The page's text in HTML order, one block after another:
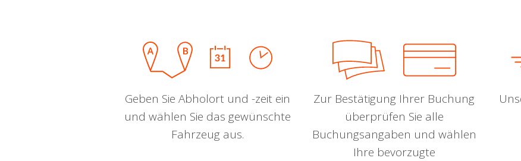
Geben Sie Abholort und -zeit ein
und wählen Sie das gewünschte
Fahrzeug aus.
Zur Bestätigung Ihrer Buchung
überprüfen Sie alle
Buchungsangaben und wählen
Ihre bevorzugte